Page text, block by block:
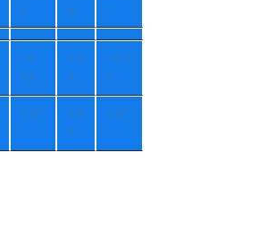
r
é
+1
3°
+9
°
+13
°
+5° +8
°
+8°